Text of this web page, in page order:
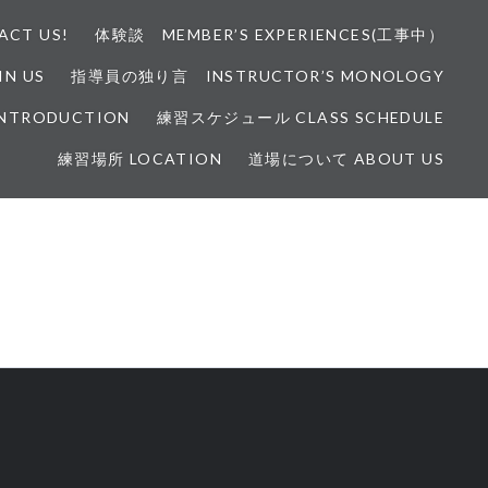
US! 体験談 MEMBER’S EXPERIENCES(工事中）
US 指導員の独り言 INSTRUCTOR’S MONOLOGY
練習スケジュール CLASS SCHEDULE
練習場所 LOCATION 道場について ABOUT US